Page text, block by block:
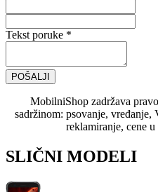
Tekst poruke *
POŠALJI
MobilniShop zadržava
sadržinom: psovanje,
reklamiranje, cene
SLIČNI MODELI